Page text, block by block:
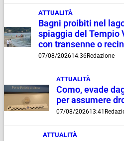
ATTUALITÀ
Bagni proibiti nel
spiaggia del Tempio
con transenne o
07/08/202614:36Redazione
ATTUALITÀ
Como, evade
per assumere
07/08/202613:41
ATTUALITÀ